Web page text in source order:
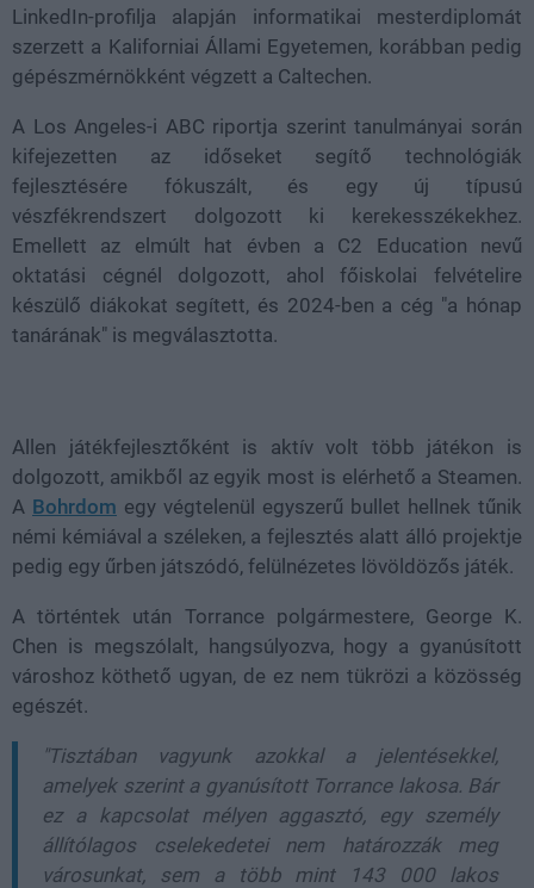
LinkedIn-profilja alapján informatikai mesterdiplomát
szerzett a Kaliforniai Állami Egyetemen, korábban pedig
gépészmérnökként végzett a Caltechen.
A Los Angeles-i ABC riportja szerint tanulmányai során
kifejezetten az időseket segítő technológiák
fejlesztésére fókuszált, és egy új típusú
vészfékrendszert dolgozott ki kerekesszékekhez.
Emellett az elmúlt hat évben a C2 Education nevű
oktatási cégnél dolgozott, ahol főiskolai felvételire
készülő diákokat segített, és 2024-ben a cég "a hónap
tanárának" is megválasztotta.
Allen játékfejlesztőként is aktív volt több játékon is
dolgozott, amikből az egyik most is elérhető a Steamen.
A Bohrdom egy végtelenül egyszerű bullet hellnek tűnik
némi kémiával a széleken, a fejlesztés alatt álló projektje
pedig egy űrben játszódó, felülnézetes lövöldözős játék.
A történtek után Torrance polgármestere, George K.
Chen is megszólalt, hangsúlyozva, hogy a gyanúsított
városhoz köthető ugyan, de ez nem tükrözi a közösség
egészét.
"Tisztában vagyunk azokkal a jelentésekkel,
amelyek szerint a gyanúsított Torrance lakosa. Bár
ez a kapcsolat mélyen aggasztó, egy személy
állítólagos cselekedetei nem határozzák meg
városunkat, sem a több mint 143 000 lakos